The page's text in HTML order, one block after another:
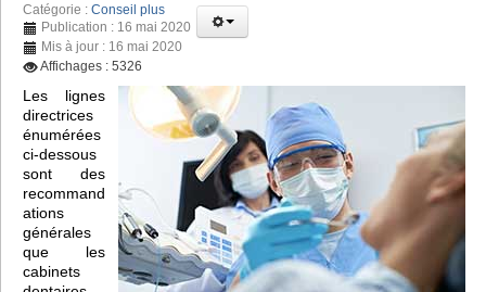
Catégorie : Conseil plus
Publication : 16 mai 2020
Mis à jour : 16 mai 2020
Affichages : 5326
Les lignes
directrices
énumérées
ci-dessous
sont des
recommand
ations
générales
que les
cabinets